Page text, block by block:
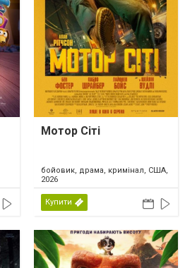
Мотор Сіті
бойовик, драма, кримінал, США,
2026
Купити